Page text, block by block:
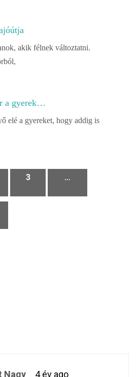
akik félnek változtatni.
a gyerek…
elé a gyereket, hogy addig is
3 …
Nagy 4 év ago